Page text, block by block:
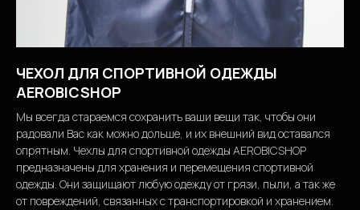
ЧЕХОЛ ДЛЯ СПОРТИВНОЙ ОДЕЖДЫ
AEROBICSHOP
Мы всегда стараемся сохранить ваши вещи так, чтобы они
радовали Вас как можно дольше, и их внешний вид оставался
опрятным. Чехлы для спортивной одежды AEROBICSHOP
предназначены для хранения и перемещения спортивной
одежды. Они защищают любую одежду от грязи, пыли, а так же
от повреждений, связанных с транспортировкой и хранением.